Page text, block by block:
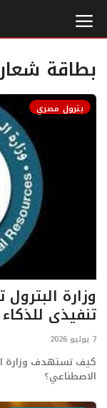
الرئيسية
اقتصاد وأموال
طاقة
غاز
تعدين
بطاقة
بترول مصري
وزارة
تنفيذي
7 يوليو 2026
كيف تستهدف وزارة
الاصطناعي؟